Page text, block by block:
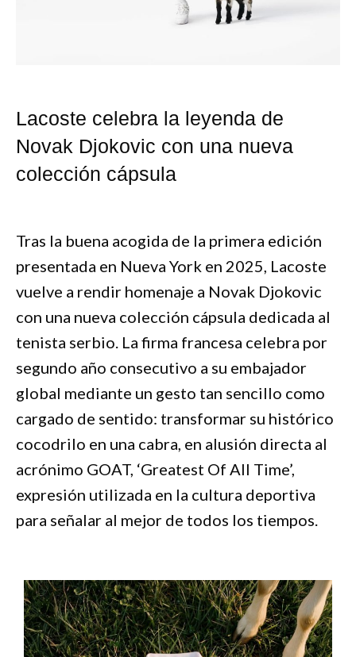
Lacoste celebra la leyenda de
Novak Djokovic con una nueva
colección cápsula
Tras la buena acogida de la primera edición
presentada en Nueva York en 2025, Lacoste
vuelve a rendir homenaje a Novak Djokovic
con una nueva colección cápsula dedicada al
tenista serbio. La firma francesa celebra por
segundo año consecutivo a su embajador
global mediante un gesto tan sencillo como
cargado de sentido: transformar su histórico
cocodrilo en una cabra, en alusión directa al
acrónimo GOAT, ‘Greatest Of All Time’,
expresión utilizada en la cultura deportiva
para señalar al mejor de todos los tiempos.